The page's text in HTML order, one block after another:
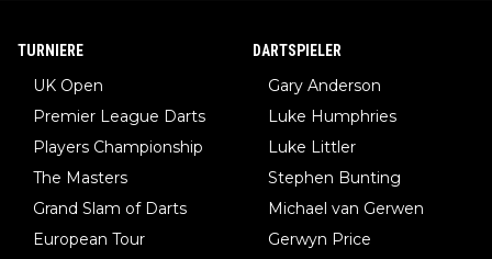
TURNIERE
UK Open
Premier League Darts
Players Championship
The Masters
Grand Slam of Darts
European Tour
DARTSPIELER
Gary Anderson
Luke Humphries
Luke Littler
Stephen Bunting
Michael van Gerwen
Gerwyn Price